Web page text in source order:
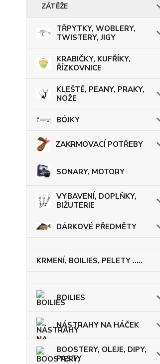
ZÁTĚŽE
TŘPYTKY, WOBLERY,
TWISTERY, JIGY
KRABIČKY, KUFŘÍKY,
ŘÍZKOVNICE
KLEŠTĚ, PEANY, PRAKY,
NOŽE
BÓJKY
ZAKRMOVACÍ POTŘEBY
SONARY, MOTORY
VYBAVENÍ, DOPLŇKY,
BIŽUTERIE
DÁRKOVÉ PŘEDMĚTY
KRMENÍ, BOILIES, PELETY .....
BOILIES
NÁSTRAHY NA HÁČEK
BOOSTERY, OLEJE, DIPY,
PASTY